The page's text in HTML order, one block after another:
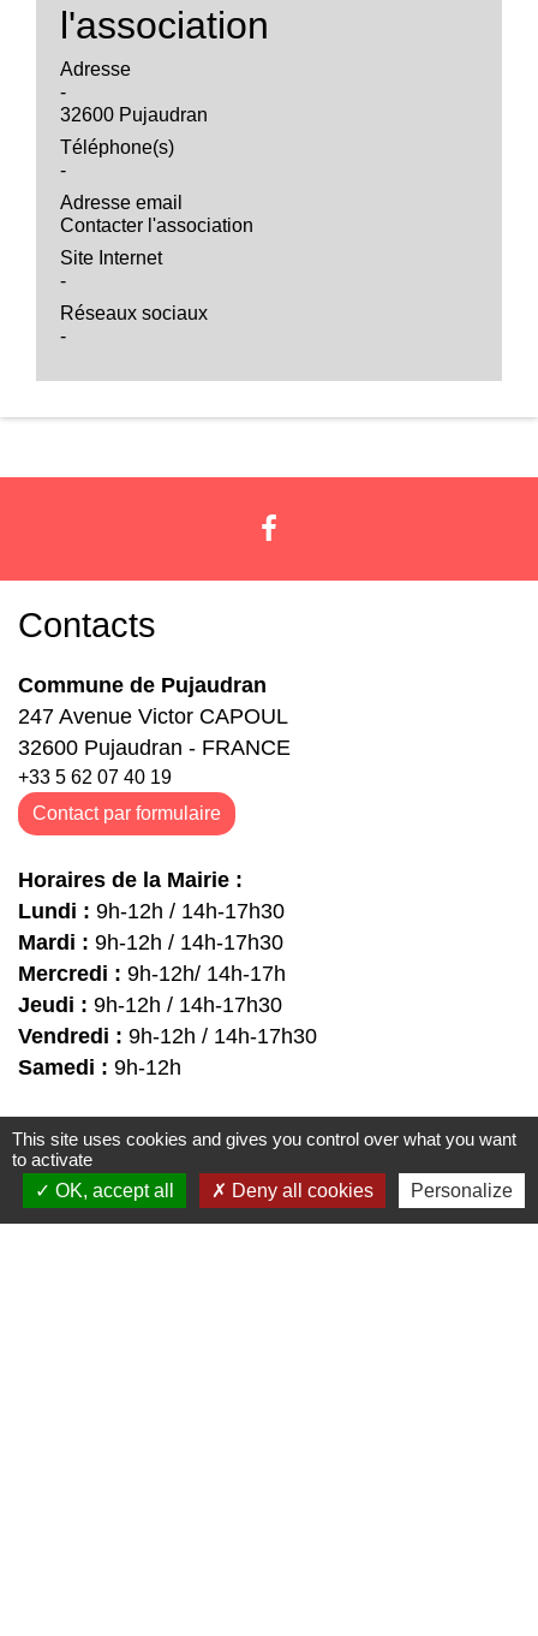
l'association
Adresse
-
32600 Pujaudran
Téléphone(s)
-
Adresse email
Contacter l'association
Site Internet
-
Réseaux sociaux
-
Contacts
Commune de Pujaudran
247 Avenue Victor CAPOUL
32600 Pujaudran - FRANCE
+33 5 62 07 40 19
Contact par formulaire
Horaires de la Mairie :
Lundi : 9h-12h / 14h-17h30
Mardi : 9h-12h / 14h-17h30
Mercredi : 9h-12h/ 14h-17h
Jeudi : 9h-12h / 14h-17h30
Vendredi : 9h-12h / 14h-17h30
Samedi : 9h-12h
Liens
↪️ CAF
This site uses cookies and gives you control over what you want
to activate
OK, accept all
Deny all cookies Personalize